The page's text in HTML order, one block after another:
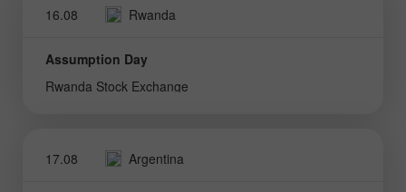
16.08 Rwanda
Assumption Day
Rwanda Stock Exchange
17.08 Argentina